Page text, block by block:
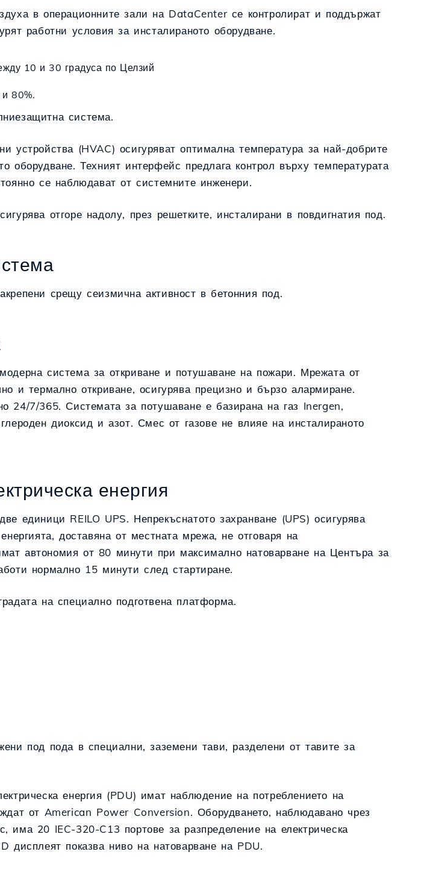
в операционните зали на DataCenter се контролират и поддържат
работни условия за инсталираното оборудване.
10 и 30 градуса по Целзий
80%.
система.
устройства (HVAC) осигуряват оптимална температура за най-добрите
оборудване. Техният интерфейс предлага контрол върху температурата
се наблюдават от системните инженери.
отгоре надолу, през решетките, инсталирани в повдигнатия под.
срещу сеизмична активност в бетонния под.
система за откриване и потушаване на пожари. Мрежата от
и термално откриване, осигурява прецизно и бързо алармиране.
24/7/365. Системата за потушаване е базирана на газ Inergen,
диоксид и азот. Смес от газове не влияе на инсталираното
енергия
единици REILO UPS. Непрекъснатото захранване (UPS) осигурява
доставяна от местната мрежа, не отговаря на
автономия от 80 минути при максимално натоварване на Центъра за
нормално 15 минути след стартиране.
на специално подготвена платформа.
под пода в специални, заземени тави, разделени от тавите за
енергия (PDU) имат наблюдение на потреблението на
от American Power Conversion. Оборудването, наблюдавано чрез
има 20 IEC-320-C13 портове за разпределение на електрическа
дисплеят показва ниво на натоварване на PDU.